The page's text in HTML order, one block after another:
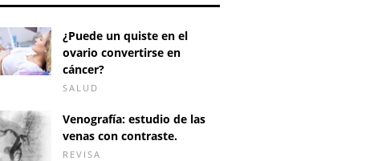
¿Puede un quiste en el
ovario convertirse en
cáncer?
SALUD
Venografía: estudio de las
venas con contraste.
REVISA